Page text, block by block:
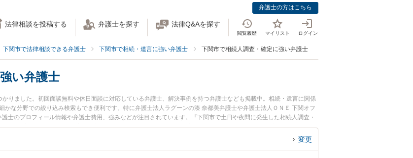
弁護士の方はこちら
法律相談を投稿する 弁護士を探す 法律Q&Aを探す
閲覧履歴 マイリスト ログイン
下関市で法律相談できる弁護士 下関市で相続・遺言に強い弁護士 下関市で相続人調査・確定に強い弁護士
い弁護士
りました。初回面談無料や休日面談に対応している弁護士、解決事例を持つ弁護士なども掲載中。相続・遺言に関係
な分野での絞り込み検索もでき便利です。特に弁護士法人ラグーンの湊 奈都美弁護士や弁護士法人ＯＮＥ 下関オフ
士のプロフィール情報や弁護士費用、強みなどが注目されています。『下関市で土日や夜間に発生した相続人調査・
査・確定のトラブル解決の実績豊富な近くの弁護士を検索したい』『初回相談無料で相続人調査・確定を法律相談でき
者さんにおすすめです。
変更